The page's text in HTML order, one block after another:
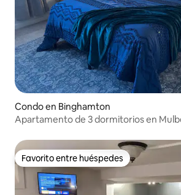
Condo en Binghamton
Apartamento de 3 dormitorios en
Favorito entre huéspedes
Favorito entre huéspedes